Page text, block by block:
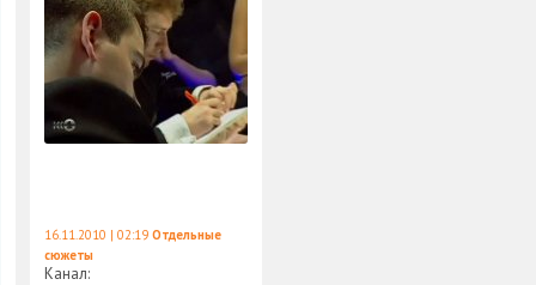
16.11.2010 | 02:19 Отдельные
сюжеты
Канал: